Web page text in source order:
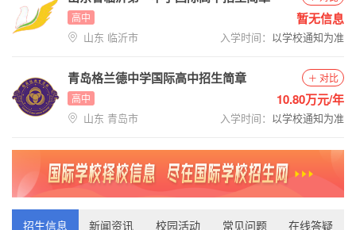
高中
山东 临沂市 入学时间： 以学校通知为准
暂无信息
青岛格兰德中学国际高中招生简章
高中
山东 青岛市 入学时间： 以学校通知为准
对比
10.80万元/年
招生信息 新闻资讯 校园活动 常见问题 在线答疑